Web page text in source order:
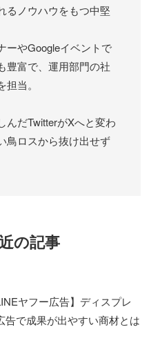
るノウハウをもつ中堅
ーやGoogleイベントで
豊富で、運用部門の社
当。
んだTwitterがXへと変わ
鳥ロスから抜け出せず
の記事
ヤフー広告】ディスプレ
告で成果が出やすい商材とは